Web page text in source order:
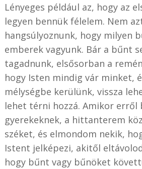
Lényeges például az, hogy az
legyen bennük félelem. Nem
hangsúlyoznunk, hogy milyen
emberek vagyunk. Bár a bűnt
tagadnunk, elsősorban a
hogy Isten mindig vár minket,
mélységbe kerülünk, vissza
lehet térni hozzá. Amikor erről
gyerekeknek, a hittanterem
széket, és elmondom nekik,
Istent jelképezi, akitől
hogy bűnt vagy bűnöket